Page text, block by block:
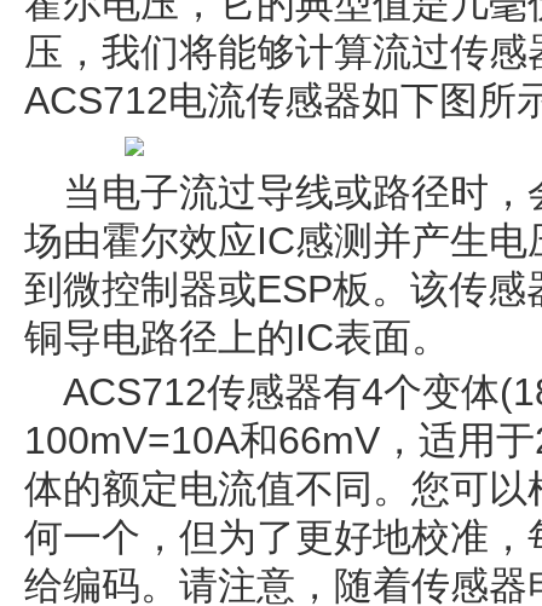
压，我们将能够计算流过传
ACS712电流传感器如下图所
当电子流过导线或路径时
场由霍尔效应IC感测并产生
到微控制器或ESP板。该传
铜导电路径上的IC表面。
ACS712传感器有4个变体
100mV=10A和66mV，适用
体的额定电流值不同。您可
何一个，但为了更好地校准
给编码。请注意，随着传感